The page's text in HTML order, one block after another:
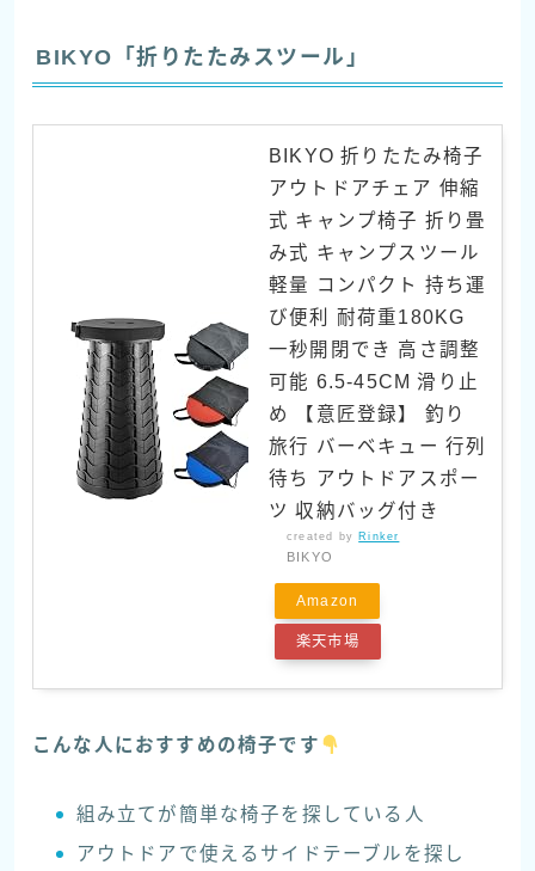
BIKYO「折りたたみスツール」
BIKYO 折りたたみ椅子
アウトドアチェア 伸縮
式 キャンプ椅子 折り畳
み式 キャンプスツール
軽量 コンパクト 持ち運
び便利 耐荷重180KG
一秒開閉でき 高さ調整
可能 6.5-45CM 滑り止
め 【意匠登録】 釣り
旅行 バーベキュー 行列
待ち アウトドアスポー
ツ 収納バッグ付き
created by Rinker
BIKYO
Amazon
楽天市場
こんな人におすすめの椅子です
組み立てが簡単な椅子を探している人
アウトドアで使えるサイドテーブルを探し